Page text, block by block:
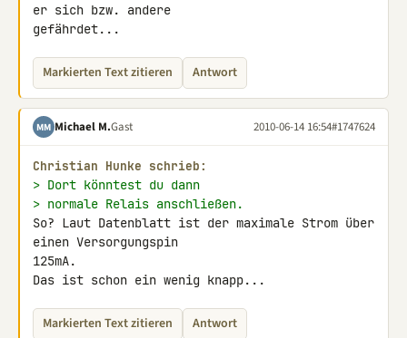
er sich bzw. andere
gefährdet...
Markierten Text zitieren Antwort
MM Michael M.Gast 2010-06-14 16:54#1747624
Christian Hunke schrieb:
> Dort könntest du dann
> normale Relais anschließen.
So? Laut Datenblatt ist der maximale Strom über
einen Versorgungspin
125mA.
Das ist schon ein wenig knapp...
Markierten Text zitieren Antwort